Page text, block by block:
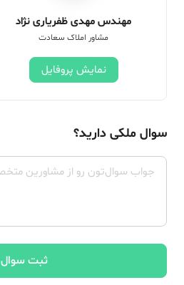
مهندس مهدی ظفریاری نژاد
مشاور املاک سعادت
نمایش پروفایل
سوال ملکی دارید؟
ثبت سوال